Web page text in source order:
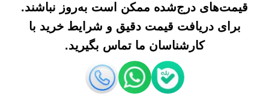
قیمت‌های درج‌شده ممکن است به‌روز نباشند.
برای دریافت قیمت دقیق و شرایط خرید با
کارشناسان ما تماس بگیرید.